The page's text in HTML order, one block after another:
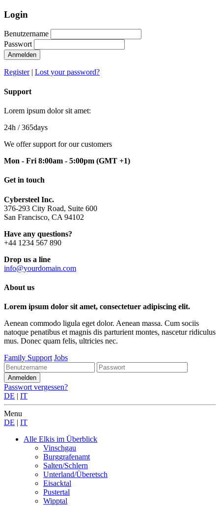
Login
Benutzername
Passwort
Anmelden
Register| Lost your password?
Support
Lorem ipsum dolor sit amet:
24h / 365days
We offer support for our customers
Mon - Fri 8:00am - 5:00pm (GMT +1)
Get in touch
Cybersteel Inc.
376-293 City Road, Suite 600
San Francisco, CA 94102
Have any questions?
+44 1234 567 890
Drop us a line
info@yourdomain.com
About us
Lorem ipsum dolor sit amet, consectetuer adipiscing elit.
Aenean commodo ligula eget dolor. Aenean massa. Cum sociis
natoque penatibus et magnis dis parturient montes, nascetur ridiculus
mus. Donec quam felis, ultricies nec.
Family Support Jobs
Passwort vergessen?
DE | IT
Menu
DE | IT
Alle Elkis im Überblick
Vinschgau
Burggrafenamt
Salten/Schlern
Unterland/Überetsch
Eisacktal
Pustertal
Wipptal